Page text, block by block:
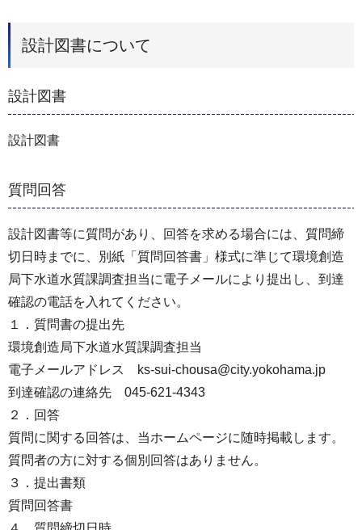
設計図書について
設計図書
設計図書
質問回答
設計図書等に質問があり、回答を求める場合には、質問締
切⽇時までに、別紙「質問回答書」様式に準じて環境創造
局下⽔道⽔質課調査担当に電⼦メールにより提出し、到達
確認の電話を⼊れてください。
１．質問書の提出先
環境創造局下⽔道⽔質課調査担当
電⼦メールアドレス ks-sui-chousa@city.yokohama.jp
到達確認の連絡先 045-621-4343
２．回答
質問に関する回答は、当ホームページに随時掲載します。
質問者の⽅に対する個別回答はありません。
３．提出書類
質問回答書